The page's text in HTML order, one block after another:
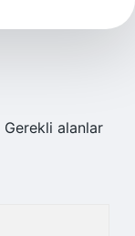
Gerekli alanlar